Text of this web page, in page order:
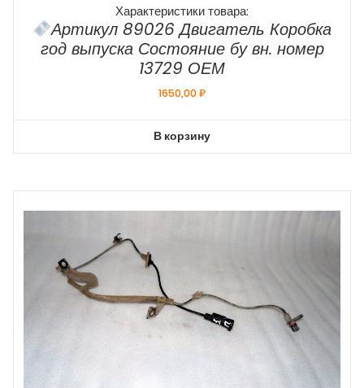
Характеристики товара:
Артикул 89026 Двигатель Коробка
год выпуска Состояние бу вн. номер
13729 ОЕМ
1650,00₽
В корзину